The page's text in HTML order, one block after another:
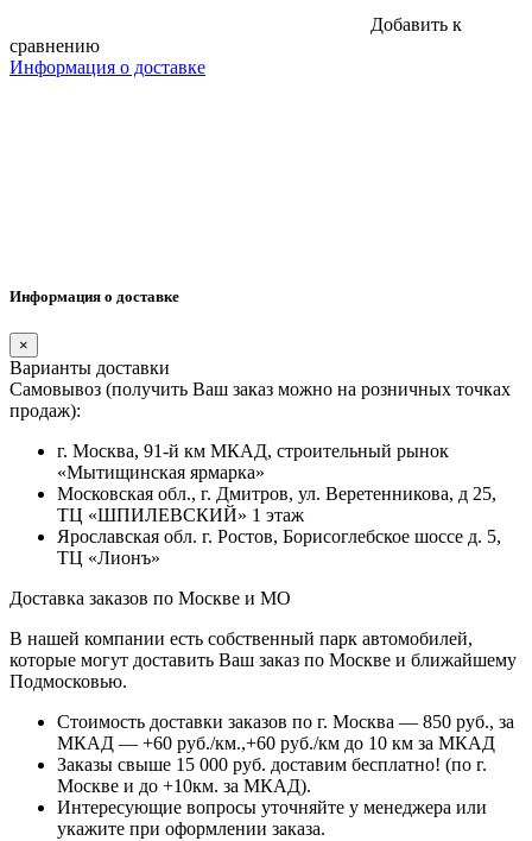
Добавить к
сравнению
Информация о доставке
Информация о доставке
×
Варианты доставки
Самовывоз (получить Ваш заказ можно на розничных точках
продаж):
г. Москва, 91-й км МКАД, строительный рынок
«Мытищинская ярмарка»
Московская обл., г. Дмитров, ул. Веретенникова, д 25,
ТЦ «ШПИЛЕВСКИЙ» 1 этаж
Ярославская обл. г. Ростов, Борисоглебское шоссе д. 5,
ТЦ «Лионъ»
Доставка заказов по Москве и МО
В нашей компании есть собственный парк автомобилей,
которые могут доставить Ваш заказ по Москве и ближайшему
Подмосковью.
Стоимость доставки заказов по г. Москва — 850 руб., за
МКАД — +60 руб./км.,+60 руб./км до 10 км за МКАД
Заказы свыше 15 000 руб. доставим бесплатно! (по г.
Москве и до +10км. за МКАД).
Интересующие вопросы уточняйте у менеджера или
укажите при оформлении заказа.